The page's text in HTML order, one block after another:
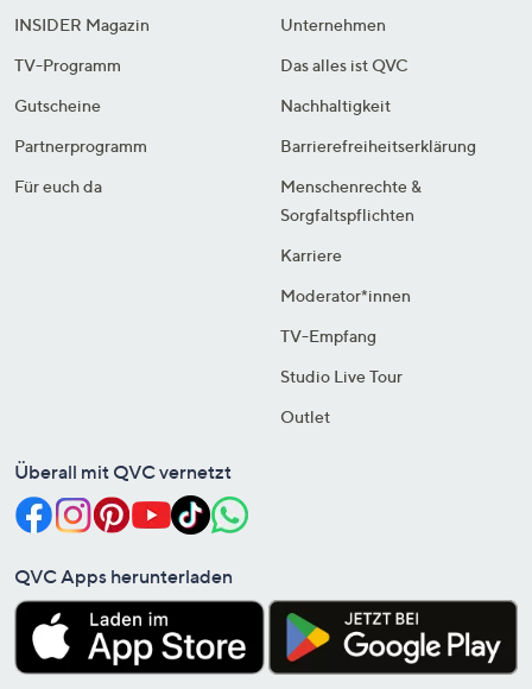
INSIDER Magazin
TV-Programm
Gutscheine
Partnerprogramm
Für euch da
Unternehmen
Das alles ist QVC
Nachhaltigkeit
Barrierefreiheitserklärung
Menschenrechte &
Sorgfaltspflichten
Karriere
Moderator*innen
TV-Empfang
Studio Live Tour
Outlet
Überall mit QVC vernetzt
QVC Apps herunterladen